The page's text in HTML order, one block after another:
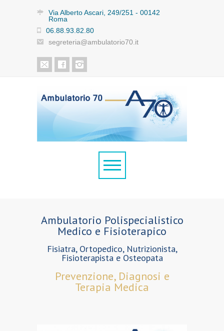
Via Alberto Ascari, 249/251 - 00142
Roma
06.88.93.82.80
segreteria@ambulatorio70.it
Ambulatorio Polispecialistico
Medico e Fisioterapico
Fisiatra, Ortopedico, Nutrizionista,
Fisioterapista e Osteopata
Prevenzione, Diagnosi e
Terapia Medica